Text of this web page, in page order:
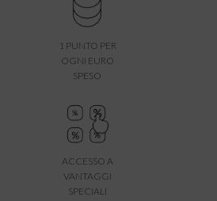
1 PUNTO PER
OGNI EURO
SPESO
ACCESSO A
VANTAGGI
SPECIALI